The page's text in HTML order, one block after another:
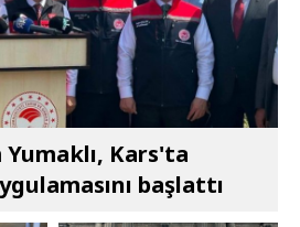
Kars'ta
başlattı